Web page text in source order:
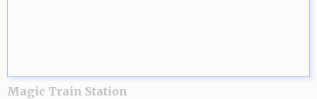
Magic Train Station